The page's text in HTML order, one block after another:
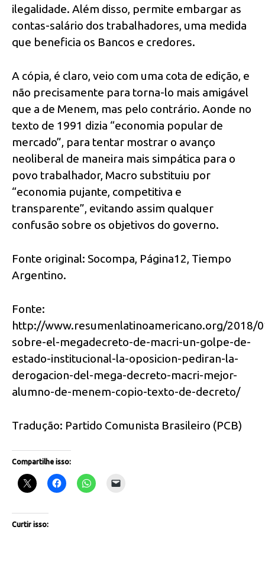
ilegalidade. Além disso, permite embargar as
contas-salário dos trabalhadores, uma medida
que beneficia os Bancos e credores.
A cópia, é claro, veio com uma cota de edição, e
não precisamente para torna-lo mais amigável
que a de Menem, mas pelo contrário. Aonde no
texto de 1991 dizia “economia popular de
mercado”, para tentar mostrar o avanço
neoliberal de maneira mais simpática para o
povo trabalhador, Macro substituiu por
“economia pujante, competitiva e
transparente”, evitando assim qualquer
confusão sobre os objetivos do governo.
Fonte original: Socompa, Página12, Tiempo
Argentino.
Fonte:
http://www.resumenlatinoamericano.org/2018/
sobre-el-megadecreto-de-macri-un-golpe-de-
estado-institucional-la-oposicion-pediran-la-
derogacion-del-mega-decreto-macri-mejor-
alumno-de-menem-copio-texto-de-decreto/
Tradução: Partido Comunista Brasileiro (PCB)
Compartilhe isso:
Curtir isso: